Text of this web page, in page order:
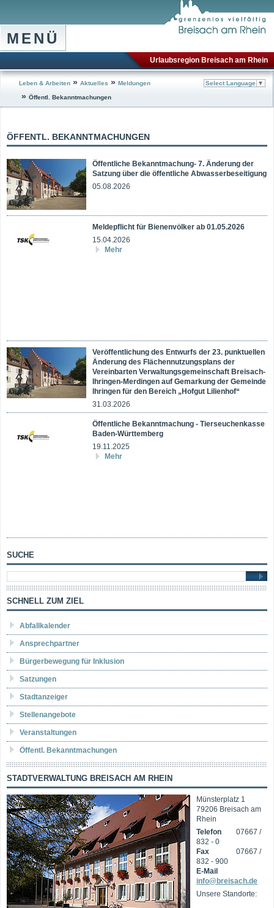
MENÜ
Urlaubsregion Breisach am Rhein
Leben & Arbeiten » Aktuelles » Meldungen
» Öffentl. Bekanntmachungen
Select Language ▼
ÖFFENTL. BEKANNTMACHUNGEN
Öffentliche Bekanntmachung- 7. Änderung der
Satzung über die öffentliche Abwasserbeseitigung
05.08.2026
Meldepflicht für Bienenvölker ab 01.05.2026
15.04.2026
Mehr
Veröffentlichung des Entwurfs der 23. punktuellen
Änderung des Flächennutzungsplans der
Vereinbarten Verwaltungsgemeinschaft Breisach-
Ihringen-Merdingen auf Gemarkung der Gemeinde
Ihringen für den Bereich „Hofgut Lilienhof“
31.03.2026
Öffentliche Bekanntmachung - Tierseuchenkasse
Baden-Württemberg
19.11.2025
Mehr
SUCHE
SCHNELL ZUM ZIEL
Abfallkalender
Ansprechpartner
Bürgerbewegung für Inklusion
Satzungen
Stadtanzeiger
Stellenangebote
Veranstaltungen
Öffentl. Bekanntmachungen
STADTVERWALTUNG BREISACH AM RHEIN
Münsterplatz 1
79206 Breisach am
Rhein
Telefon
07667 /
832 - 0
Fax
07667 /
832 - 900
E-Mail
info@breisach.de
Unsere Standorte: